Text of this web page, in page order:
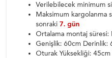
Verilebilecek minimum
Maksimum kargolanma
sonraki 7. gün
Ortalama montaj
Genişlik: 60cm Derinlik:
Oturak Yüksekliği: 45cm